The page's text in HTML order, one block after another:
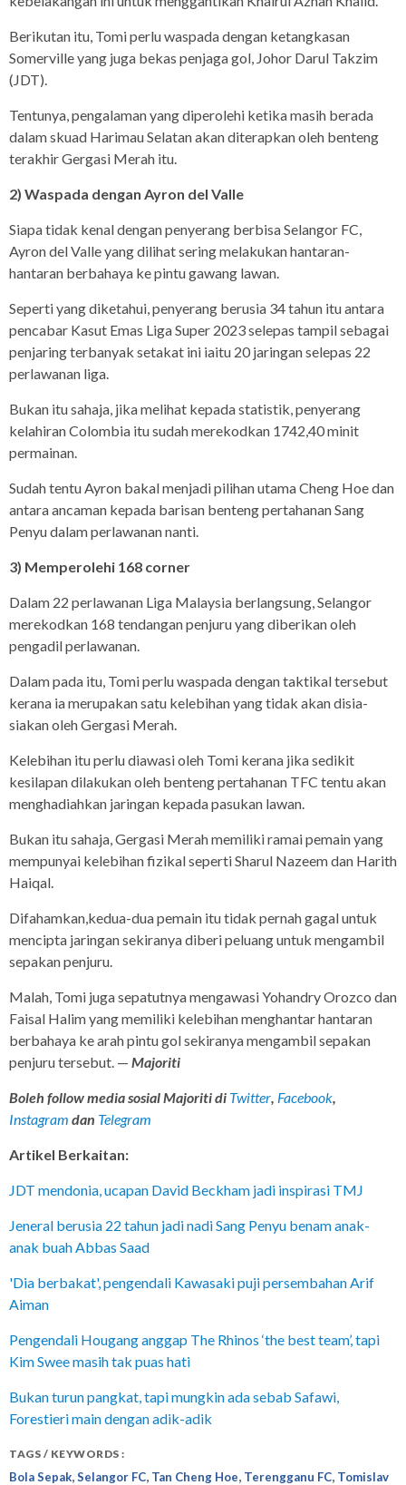
Berikutan itu, Tomi perlu waspada dengan ketangkasan
Somerville yang juga bekas penjaga gol, Johor Darul Takzim
(JDT).
Tentunya, pengalaman yang diperolehi ketika masih berada
dalam skuad Harimau Selatan akan diterapkan oleh benteng
terakhir Gergasi Merah itu.
2) Waspada dengan Ayron del Valle
Siapa tidak kenal dengan penyerang berbisa Selangor FC,
Ayron del Valle yang dilihat sering melakukan hantaran-
hantaran berbahaya ke pintu gawang lawan.
Seperti yang diketahui, penyerang berusia 34 tahun itu antara
pencabar Kasut Emas Liga Super 2023 selepas tampil sebagai
penjaring terbanyak setakat ini iaitu 20 jaringan selepas 22
perlawanan liga.
Bukan itu sahaja, jika melihat kepada statistik, penyerang
kelahiran Colombia itu sudah merekodkan 1742,40 minit
permainan.
Sudah tentu Ayron bakal menjadi pilihan utama Cheng Hoe dan
antara ancaman kepada barisan benteng pertahanan Sang
Penyu dalam perlawanan nanti.
3) Memperolehi 168 corner
Dalam 22 perlawanan Liga Malaysia berlangsung, Selangor
merekodkan 168 tendangan penjuru yang diberikan oleh
pengadil perlawanan.
Dalam pada itu, Tomi perlu waspada dengan taktikal tersebut
kerana ia merupakan satu kelebihan yang tidak akan disia-
siakan oleh Gergasi Merah.
Kelebihan itu perlu diawasi oleh Tomi kerana jika sedikit
kesilapan dilakukan oleh benteng pertahanan TFC tentu akan
menghadiahkan jaringan kepada pasukan lawan.
Bukan itu sahaja, Gergasi Merah memiliki ramai pemain yang
mempunyai kelebihan fizikal seperti Sharul Nazeem dan Harith
Haiqal.
Difahamkan,kedua-dua pemain itu tidak pernah gagal untuk
mencipta jaringan sekiranya diberi peluang untuk mengambil
sepakan penjuru.
Malah, Tomi juga sepatutnya mengawasi Yohandry Orozco dan
Faisal Halim yang memiliki kelebihan menghantar hantaran
berbahaya ke arah pintu gol sekiranya mengambil sepakan
penjuru tersebut. — Majoriti
Boleh follow media sosial Majoriti di Twitter, Facebook,
Instagram dan Telegram
Artikel Berkaitan:
JDT mendonia, ucapan David Beckham jadi inspirasi TMJ
Jeneral berusia 22 tahun jadi nadi Sang Penyu benam anak-
anak buah Abbas Saad
'Dia berbakat', pengendali Kawasaki puji persembahan Arif
Aiman
Pengendali Hougang anggap The Rhinos ‘the best team’, tapi
Kim Swee masih tak puas hati
Bukan turun pangkat, tapi mungkin ada sebab Safawi,
Forestieri main dengan adik-adik
TAGS / KEYWORDS :
Bola Sepak,Selangor FC, Tan Cheng Hoe, Terengganu FC, Tomislav